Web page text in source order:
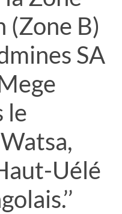
(Zone B)
SA
le
Uélé